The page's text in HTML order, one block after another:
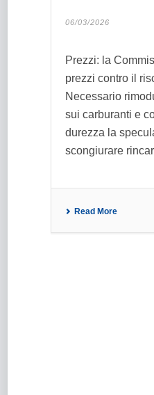
06/03/2026
Prezzi: la
prezzi contro il
Necessario
sui carburanti e
durezza la
scongiurare
Read More